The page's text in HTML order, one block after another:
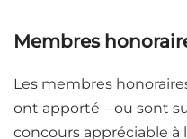
Membres
Les membres
ont apporté – ou sont
concours appréciable à